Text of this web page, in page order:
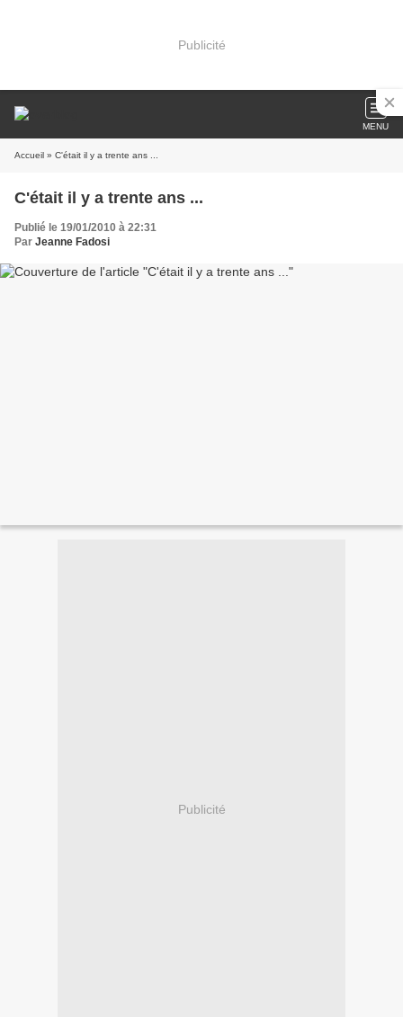
Publicité
MENU
Accueil » C'était il y a trente ans ...
C'était il y a trente ans ...
Publié le 19/01/2010 à 22:31
Par Jeanne Fadosi
Publicité